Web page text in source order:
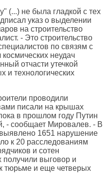
(...) не была гладкой с тех
указ о выделении
на строительство
- Это строительство
по связям с
неудач
отчасти утечкой
и технологических
проводили
писали на крышах
в прошлом году Путин
- сообщает Мировалев. - В
1651 нарушение
к 20 расследованиям
и сотен
получили выговор и
тюрьме и еще четверых